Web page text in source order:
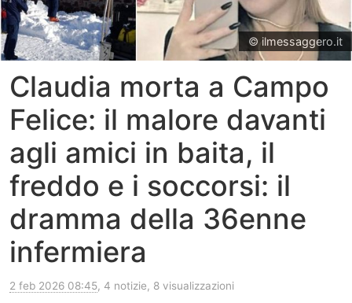
© ilmessaggero.it
Claudia morta a Campo
Felice: il malore davanti
agli amici in baita, il
freddo e i soccorsi: il
dramma della 36enne
infermiera
2 feb 2026 08:45, 4 notizie, 8 visualizzazioni